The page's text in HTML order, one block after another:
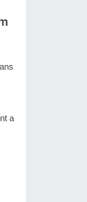
a